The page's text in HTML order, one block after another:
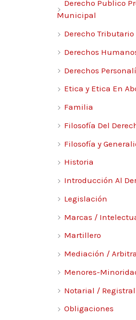
Derecho Publico
Municipal
Derecho Tributario
Derechos
Derechos
Etica y Etica En
Familia
Filosofía Del
Filosofía y
Historia
Introducción Al
Legislación
Marcas /
Martillero
Mediación /
Menores-
Notarial / Registral
Obligaciones